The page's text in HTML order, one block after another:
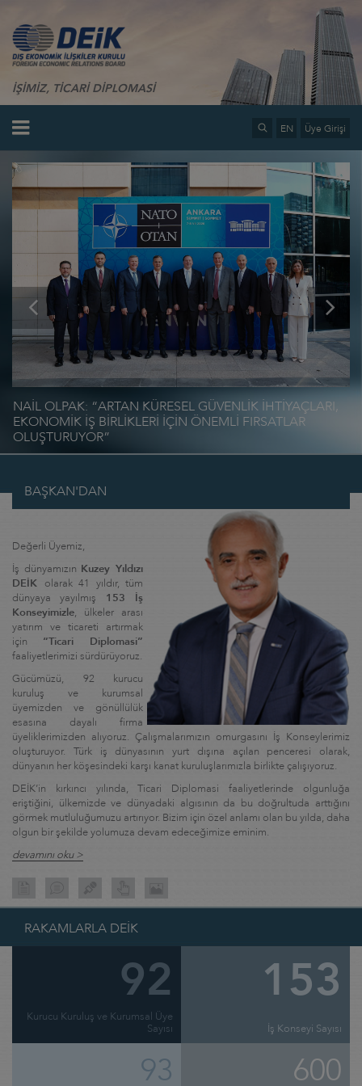
İŞİMİZ, TİCARİ DİPLOMASİ
EN Üye Girişi
NAİL OLPAK: “ARTAN KÜRESEL GÜVENLİK İHTİYAÇLARI,
EKONOMİK İŞ BİRLİKLERİ İÇİN ÖNEMLİ FIRSATLAR
OLUŞTURUYOR”
BAŞKAN'DAN
Değerli Üyemiz,
İş dünyamızın Kuzey Yıldızı
DEİK olarak 41 yıldır, tüm
dünyaya yayılmış 153 İş
Konseyimizle, ülkeler arası
yatırım ve ticareti artırmak
için “Ticari Diplomasi”
faaliyetlerimizi sürdürüyoruz.
Gücümüzü, 92 kurucu
kuruluş ve kurumsal
üyemizden ve gönüllülük
esasına dayalı firma
üyeliklerimizden alıyoruz. Çalışmalarımızın omurgasını İş Konseylerimiz
oluşturuyor. Türk iş dünyasının yurt dışına açılan penceresi olarak,
dünyanın her köşesindeki karşı kanat kuruluşlarımızla birlikte çalışıyoruz.
DEİK’in kırkıncı yılında, Ticari Diplomasi faaliyetlerinde olgunluğa
eriştiğini, ülkemizde ve dünyadaki algısının da bu doğrultuda arttığını
görmek mutluluğumuzu artırıyor. Bizim için özel anlamı olan bu yılda, daha
olgun bir şekilde yolumuza devam edeceğimize eminim.
devamını oku >
RAKAMLARLA DEİK
92
Kurucu Kuruluş ve Kurumsal Üye
Sayısı
153
İş Konseyi Sayısı
93 600